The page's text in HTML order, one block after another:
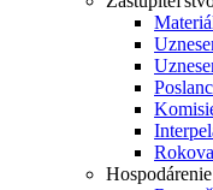
Hospodárenie